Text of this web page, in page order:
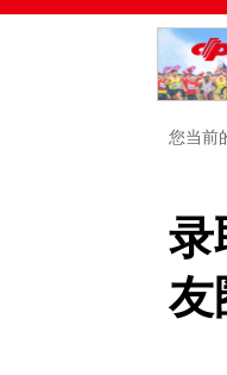
您当前
录
友